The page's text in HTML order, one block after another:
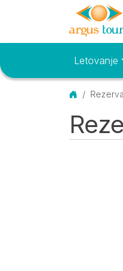
Osnovni meniLetovanje
Početna